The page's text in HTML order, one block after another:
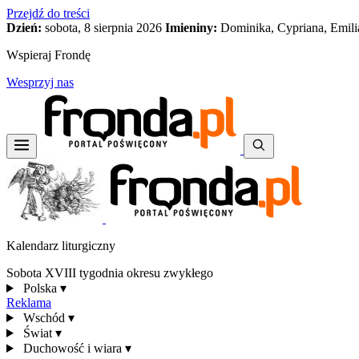
Przejdź do treści
Dzień: sobota, 8 sierpnia 2026 Imieniny: Dominika, Cypriana,
Wspieraj Frondę
Wesprzyj nas
Kalendarz liturgiczny
Sobota XVIII tygodnia okresu zwykłego
Polska ▾
Reklama
Wschód ▾
Świat ▾
Duchowość i wiara ▾